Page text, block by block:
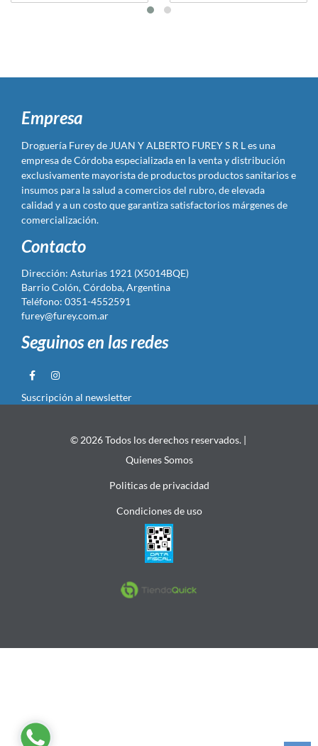
Empresa
Droguería Furey de JUAN Y ALBERTO FUREY S R L es una
empresa de Córdoba especializada en la venta y distribución
exclusivamente mayorista de productos productos sanitarios e
insumos para la salud a comercios del rubro, de elevada
calidad y a un costo que garantiza satisfactorios márgenes de
comercialización.
Contacto
Dirección: Asturias 1921 (X5014BQE)
Barrio Colón, Córdoba, Argentina
Teléfono: 0351-4552591
furey@furey.com.ar
Seguinos en las redes
Suscripción al newsletter
© 2026 Todos los derechos reservados. |
Quienes Somos
Politicas de privacidad
Condiciones de uso